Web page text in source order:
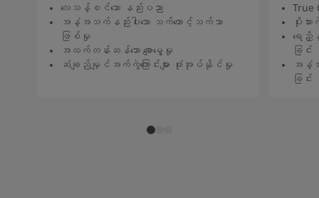
လေသန့်စင်သော နည်းပညာ
အနံ့အသက်နည်းပါးသော သက်တောင့်သက်သာ
ဖြစ်မှု
အထက်တန်းဆန်သော ချောမွေ့မှု
ဆံချည်မျှင်အက်ကွဲကြောင်းများ ဖုံးအုပ်နိုင်မှု
True
ပိုးသား
ရေညှိ
ခြင်း
အနံ့
ခြင်း